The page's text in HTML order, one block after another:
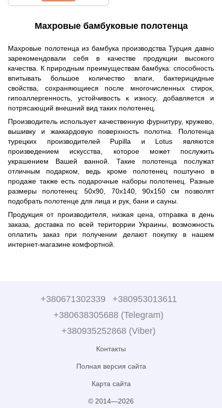
Махровые бамбуковые полотенца
Махровые полотенца из бамбука производства Турция давно
зарекомендовали себя в качестве продукции высокого
качества. К природным преимуществам бамбука: способность
впитывать большое количество влаги, бактерицидные
свойства, сохраняющиеся после многочисленных стирок,
гипоаллергенность, устойчивость к износу, добавляется и
потрясающий внешний вид таких полотенец.
Производитель использует качественную фурнитуру, кружево,
вышивку и жаккардовую поверхность полотна. Полотенца
турецких производителей Pupilla и Lotus являются
произведением искусства, которое может послужить
украшением Вашей ванной. Такие полотенца послужат
отличным подарком, ведь кроме полотенец поштучно в
продаже также есть подарочные наборы полотенец. Разные
размеры полотенец: 50х90, 70х140, 90х150 см позволят
подобрать полотенце для лица и рук, бани и сауны.
Продукция от производителя, низкая цена, отправка в день
заказа, доставка по всей територрии Украины, возможность
оплатить заказ при получении делают покупку в нашем
интернет-магазине комфортной.
+380671302339
+380953013611
+380638305688 (Telegram)
+380935252868 (Viber)
Контакты
Полная версия сайта
Карта сайта
© 2014—2026